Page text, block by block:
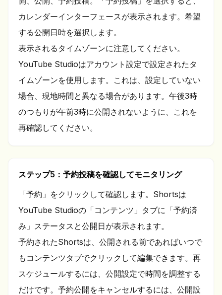
カレンダーインターフェースが表示されます。希望
する公開日時を選択します。
表示されるタイムゾーンに注意してください。
YouTube Studioはアカウント設定で設定されたタ
イムゾーンを使用します。これは、設定していない
場合、現地時間と異なる場合があります。午後3時
のつもりが午前3時に公開されないように、これを
再確認してください。
ステップ5：予約投稿を確認してモニタリング
「予約」をクリックして確認します。Shortsは
YouTube Studioの「コンテンツ」タブに「予約済
み」ステータスと公開日が表示されます。
予約されたShortsは、公開される前であればいつで
もコンテンツタブでクリックして編集できます。再
スケジュールするには、公開設定で時間を調整する
だけです。予約公開をキャンセルするには、公開設